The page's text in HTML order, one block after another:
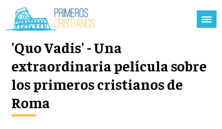
'Quo Vadis' - Una
extraordinaria película sobre
los primeros cristianos de
Roma